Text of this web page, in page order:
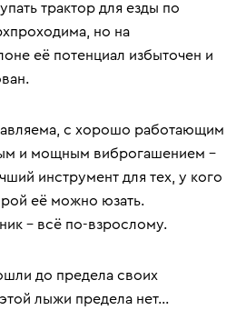
трактор для езды по
но на
её потенциал избыточен и
с хорошо работающим
и мощным виброгашением –
инструмент для тех, у кого
её можно юзать.
– всё по-взрослому.
до предела своих
лыжи предела нет...